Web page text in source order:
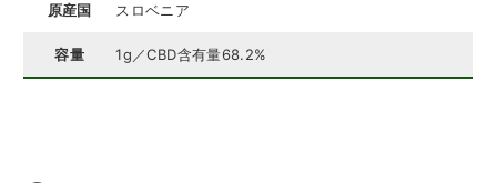
原産国 スロベニア
容量 1g／CBD含有量68.2%